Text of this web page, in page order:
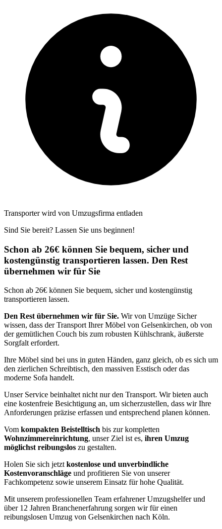
Transporter wird von Umzugsfirma entladen
Sind Sie bereit? Lassen Sie uns beginnen!
Schon ab 26€ können Sie bequem, sicher und
kostengünstig transportieren lassen. Den Rest
übernehmen wir für Sie
Schon ab 26€ können Sie bequem, sicher und kostengünstig
transportieren lassen.
Den Rest übernehmen wir für Sie. Wir von Umzüge Sicher
wissen, dass der Transport Ihrer Möbel von Gelsenkirchen, ob von
der gemütlichen Couch bis zum robusten Kühlschrank, äußerste
Sorgfalt erfordert.
Ihre Möbel sind bei uns in guten Händen, ganz gleich, ob es sich um
den zierlichen Schreibtisch, den massiven Esstisch oder das
moderne Sofa handelt.
Unser Service beinhaltet nicht nur den Transport. Wir bieten auch
eine kostenfreie Besichtigung an, um sicherzustellen, dass wir Ihre
Anforderungen präzise erfassen und entsprechend planen können.
Vom kompakten Beistelltisch bis zur kompletten
Wohnzimmereinrichtung, unser Ziel ist es, ihren Umzug
möglichst reibungslos zu gestalten.
Holen Sie sich jetzt kostenlose und unverbindliche
Kostenvoranschläge und profitieren Sie von unserer
Fachkompetenz sowie unserem Einsatz für hohe Qualität.
Mit unserem professionellen Team erfahrener Umzugshelfer und
über 12 Jahren Branchenerfahrung sorgen wir für einen
reibungslosen Umzug von Gelsenkirchen nach Köln.